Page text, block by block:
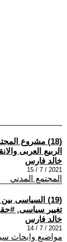
(18) مشروع
الربيع العربى
خالد فارس
2021 / 7 / 15
المجتمع المدني
(19) السياسى
تغيير سياسى,
خالد فارس
2021 / 7 / 14
مواضيع وابحاث